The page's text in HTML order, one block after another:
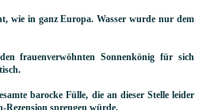
wie in ganz Europa. Wasser wurde nur dem
frauenverwöhnten Sonnenkönig für sich
barocke Fülle, die an dieser Stelle leider
Rezension sprengen würde.